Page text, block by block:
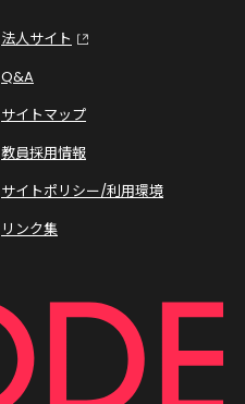
法人サイト
Q&A
サイトマップ
教員採用情報
サイトポリシー/利用環境
リンク集